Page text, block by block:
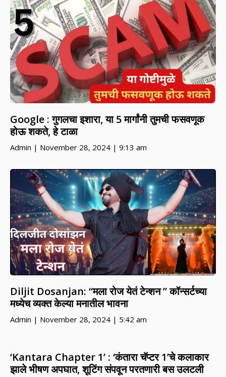
Google : गुगलचा इशारा, या 5 मार्गांनी तुमची फसवणूक
होऊ शकते, हे टाळा
Admin November 28, 2024 9:13 am
Diljit Dosanjan: “मला रोज येतं टेन्शन ” कॉन्सर्टच्या
मध्येच व्यक्त केल्या मनातील भावना
Admin November 28, 2024 5:42 am
‘Kantara Chapter 1’ : ‘कंतारा चॅप्टर 1’चे कलाकार
झाले भीषण अपघात, शूटिंग संपवून परतणारी बस उलटली